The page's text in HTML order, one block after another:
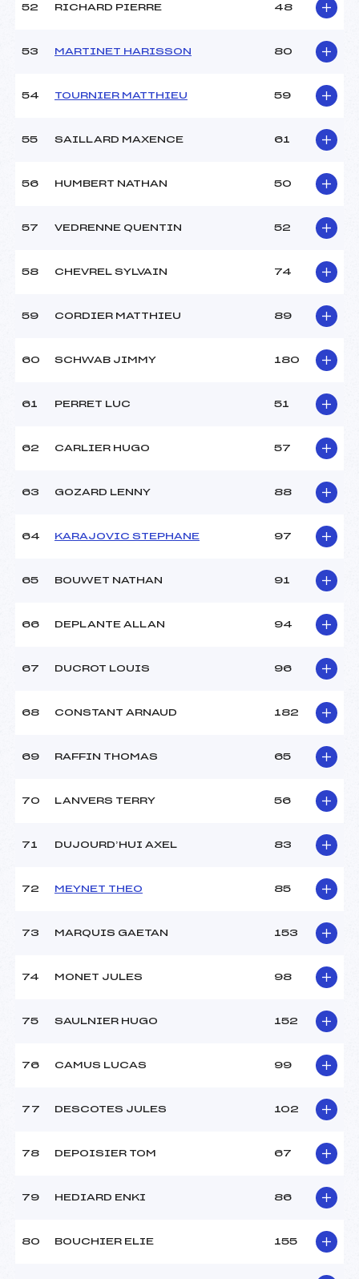
52 RICHARD PIERRE 48
53 MARTINET HARISSON 80
54 TOURNIER MATTHIEU 59
55 SAILLARD MAXENCE 61
56 HUMBERT NATHAN 50
57 VEDRENNE QUENTIN 52
58 CHEVREL SYLVAIN 74
59 CORDIER MATTHIEU 89
60 SCHWAB JIMMY 180
61 PERRET LUC 51
62 CARLIER HUGO 57
63 GOZARD LENNY 88
64 KARAJOVIC STEPHANE 97
65 BOUWET NATHAN 91
66 DEPLANTE ALLAN 94
67 DUCROT LOUIS 96
68 CONSTANT ARNAUD 182
69 RAFFIN THOMAS 65
70 LANVERS TERRY 56
71 DUJOURD’HUI AXEL 83
72 MEYNET THEO 85
73 MARQUIS GAETAN 153
74 MONET JULES 98
75 SAULNIER HUGO 152
76 CAMUS LUCAS 99
77 DESCOTES JULES 102
78 DEPOISIER TOM 67
79 HEDIARD ENKI 86
80 BOUCHIER ELIE 155